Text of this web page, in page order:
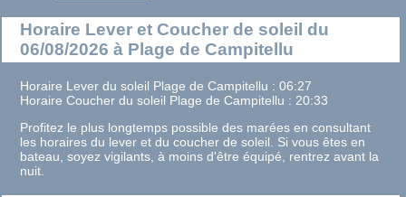
Horaire Lever et Coucher de soleil du
06/08/2026 à Plage de Campitellu
Horaire Lever du soleil Plage de Campitellu : 06:27
Horaire Coucher du soleil Plage de Campitellu : 20:33
Profitez le plus longtemps possible des marées en consultant
les horaires du lever et du coucher de soleil. Si vous êtes en
bateau, soyez vigilants, à moins d'être équipé, rentrez avant la
nuit.